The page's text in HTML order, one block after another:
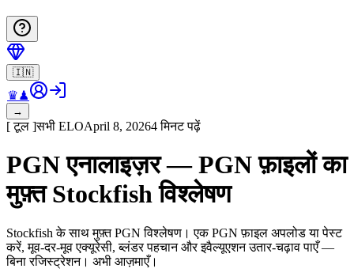
🇮🇳
♛♟
→
[टूल ]सभी ELOApril 8, 20264 मिनट पढ़ें
PGN एनालाइज़र — PGN फ़ाइलों का
मुफ़्त Stockfish विश्लेषण
Stockfish के साथ मुफ़्त PGN विश्लेषण। एक PGN फ़ाइल अपलोड या पेस्ट
करें, मूव-दर-मूव एक्यूरेसी, ब्लंडर पहचान और इवैल्यूएशन उतार-चढ़ाव पाएँ —
बिना रजिस्ट्रेशन। अभी आज़माएँ।